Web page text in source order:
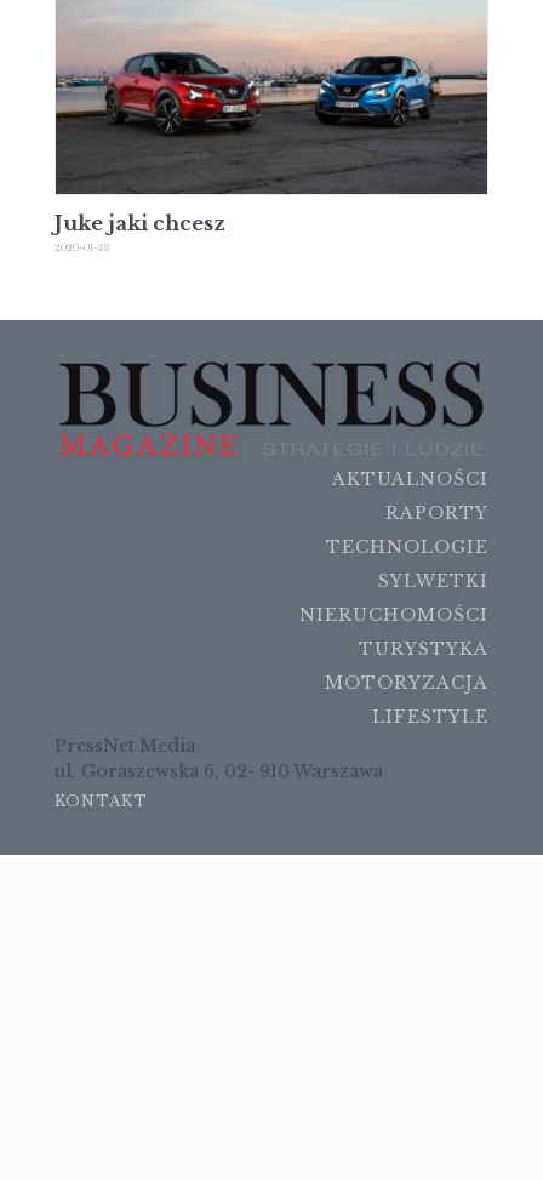
Juke jaki chcesz
2020-01-23
AKTUALNOŚCI
RAPORTY
TECHNOLOGIE
SYLWETKI
NIERUCHOMOŚCI
TURYSTYKA
MOTORYZACJA
LIFESTYLE
PressNet Media
ul. Goraszewska 6, 02- 910 Warszawa
KONTAKT